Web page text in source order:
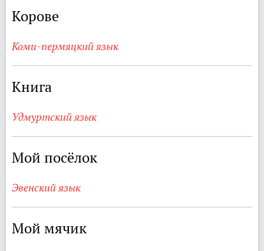
Корове
Коми-пермяцкий язык
Книга
Удмуртский язык
Мой посёлок
Эвенский язык
Мой мячик